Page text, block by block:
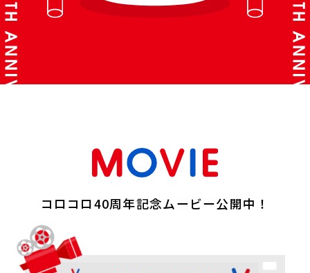
コロコロ40周年記念ムービー公開中！